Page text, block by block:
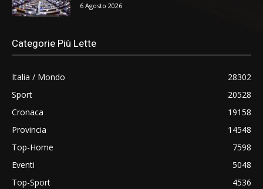
6 Agosto 2026
Categorie Più Lette
Italia / Mondo
28302
Sport
20528
Cronaca
19158
Provincia
14548
Top-Home
7598
Eventi
5048
Top-Sport
4536